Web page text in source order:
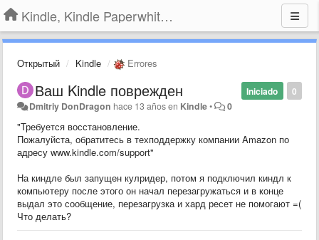
Kindle, Kindle Paperwhite, Kindle Voyage
Открытый Kindle Errores
0
Iniciado
Ваш Kindle поврежден
Dmitriy DonDragon hace 13 añosen Kindle• 0
​"Требуется восстановление.
Пожалуйста, обратитесь в техподдержку компании Amazon по
адресу www.kindle.com/support"
На киндле был запущен кулридер, потом я подключил киндл к
компьютеру после этого он начал перезагружаться и в конце
выдал это сообщение, перезагрузка и хард ресет не помогают =(
Что делать?